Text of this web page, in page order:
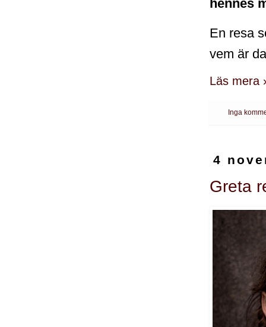
hennes
En resa
vem är
Läs mera
Inga
4
Greta